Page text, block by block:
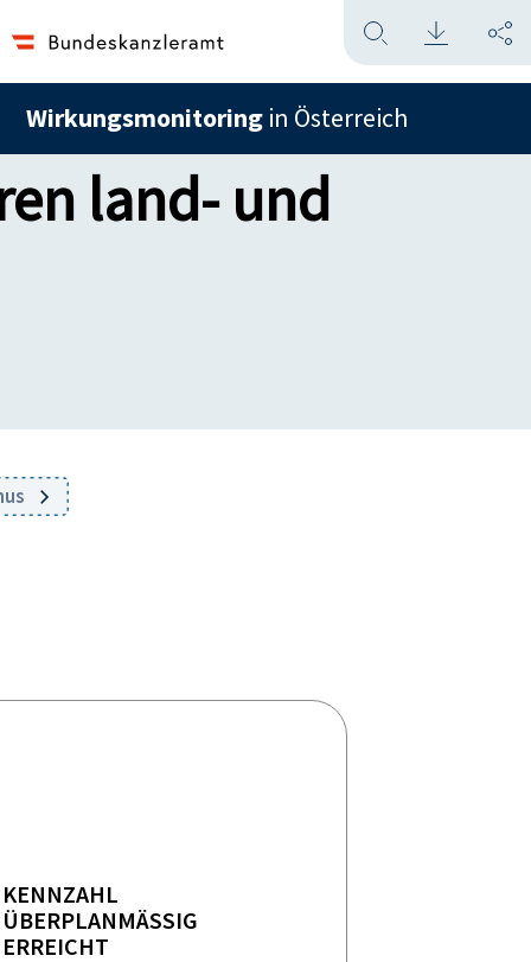
Wirkungsmonitoring in Österreich
land- und
KENNZAHL
ÜBERPLANMÄSSIG E
RREICHT